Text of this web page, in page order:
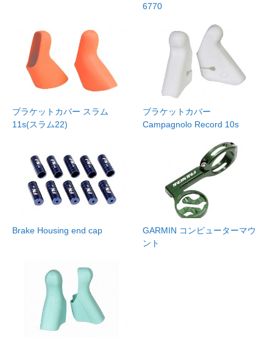
6770
ブラケットカバー スラム
11s(スラム22)
ブラケットカバー
Campagnolo Record 10s
Brake Housing end cap
GARMIN コンピューターマウ
ント